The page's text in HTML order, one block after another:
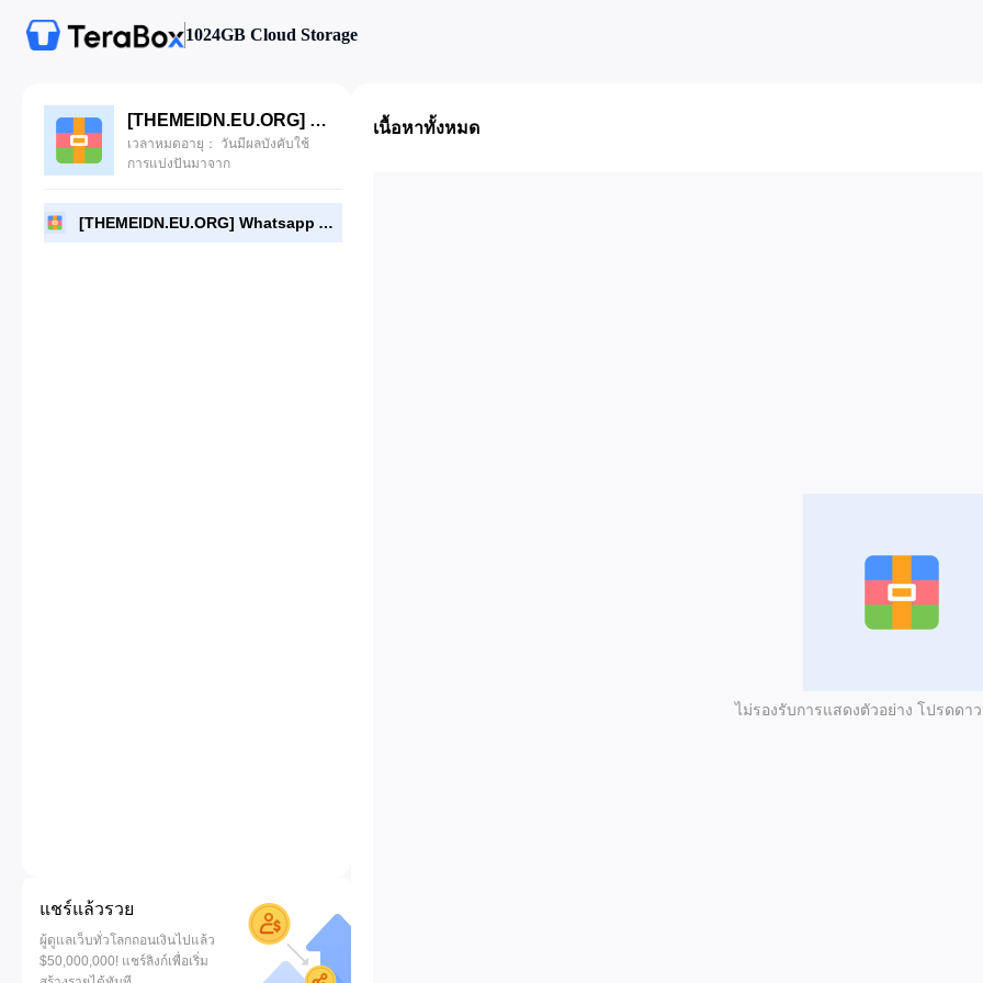
1024GB Cloud Storage
[THEMEIDN.EU.ORG] Whatsapp API Gateway (WHAPI) v4.12.0.zip
เวลาหมดอายุ： วันมีผลบังคับใช้
การแบ่งปันมาจาก
[THEMEIDN.EU.ORG] Whatsapp API Gateway (WHAPI) v4.12.0.zip
แชร์แล้วรวย
ผู้ดูแลเว็บทั่วโลกถอนเงินไปแล้ว
$50,000,000! แชร์ลิงก์เพื่อเริ่ม
เนื้อหาทั้งหมด
ไม่รองรับการแสดงตัวอย่าง โปรดดา